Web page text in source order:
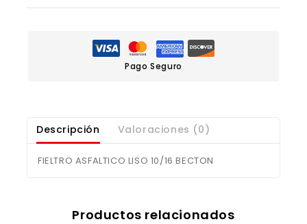
Pago Seguro
Descripción Valoraciones (0)
FIELTRO ASFALTICO LISO 10/16 BECTON
Productos relacionados